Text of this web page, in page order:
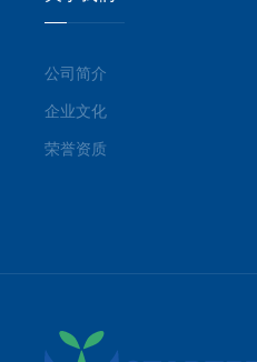
公司简介
企业文化
荣誉资质